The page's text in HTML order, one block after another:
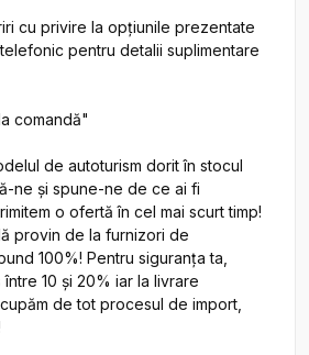
cu privire la opțiunile prezentate
pentru detalii suplimentare
comandă"
de autoturism dorit în stocul
ne și spune-ne de ce ai fi
o ofertă în cel mai scurt timp!
provin de la furnizori de
100%! Pentru siguranța ta,
10 și 20% iar la livrare
de tot procesul de import,